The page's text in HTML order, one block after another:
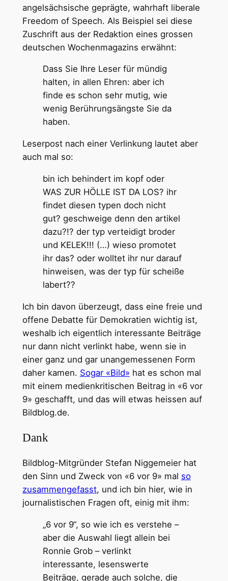
angelsächsische geprägte, wahrhaft liberale
Freedom of Speech. Als Beispiel sei diese
Zuschrift aus der Redaktion eines grossen
deutschen Wochenmagazins erwähnt:
Dass Sie Ihre Leser für mündig
halten, in allen Ehren: aber ich
finde es schon sehr mutig, wie
wenig Berührungsängste Sie da
haben.
Leserpost nach einer Verlinkung lautet aber
auch mal so:
bin ich behindert im kopf oder
WAS ZUR HÖLLE IST DA LOS? ihr
findet diesen typen doch nicht
gut? geschweige denn den artikel
dazu?!? der typ verteidigt broder
und KELEK!!! (…) wieso promotet
ihr das? oder wolltet ihr nur darauf
hinweisen, was der typ für scheiße
labert??
Ich bin davon überzeugt, dass eine freie und
offene Debatte für Demokratien wichtig ist,
weshalb ich eigentlich interessante Beiträge
nur dann nicht verlinkt habe, wenn sie in
einer ganz und gar unangemessenen Form
daher kamen. Sogar «Bild» hat es schon mal
mit einem medienkritischen Beitrag in «6 vor
9» geschafft, und das will etwas heissen auf
Bildblog.de.
Dank
Bildblog-Mitgründer Stefan Niggemeier hat
den Sinn und Zweck von «6 vor 9» mal so
zusammengefasst, und ich bin hier, wie in
journalistischen Fragen oft, einig mit ihm:
„6 vor 9“, so wie ich es verstehe –
aber die Auswahl liegt allein bei
Ronnie Grob – verlinkt
interessante, lesenswerte
Beiträge, gerade auch solche, die